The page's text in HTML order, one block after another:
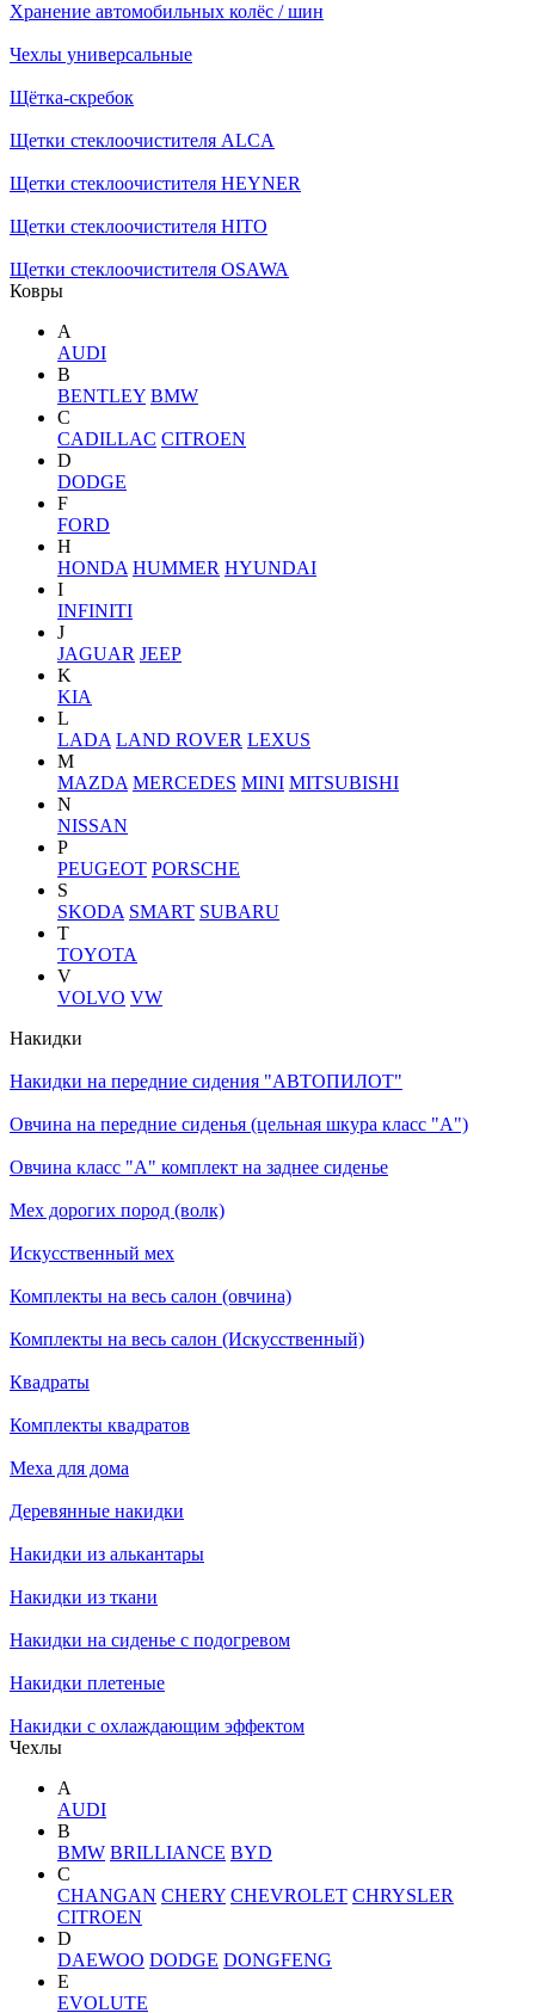
Хранение автомобильных колёс / шин
Чехлы универсальные
Щётка-скребок
Щетки стеклоочистителя ALCA
Щетки стеклоочистителя HEYNER
Щетки стеклоочистителя HITO
Щетки стеклоочистителя OSAWA
Ковры
A
AUDI
B
BENTLEY BMW
C
CADILLAC CITROEN
D
DODGE
F
FORD
H
HONDA HUMMER HYUNDAI
I
INFINITI
J
JAGUAR JEEP
K
KIA
L
LADA LAND ROVER LEXUS
M
MAZDA MERCEDES MINI MITSUBISHI
N
NISSAN
P
PEUGEOT PORSCHE
S
SKODA SMART SUBARU
T
TOYOTA
V
VOLVO VW
Накидки
Накидки на передние сидения "АВТОПИЛОТ"
Овчина на передние сиденья (цельная шкура класс "А")
Овчина класс "А" комплект на заднее сиденье
Мех дорогих пород (волк)
Искусственный мех
Комплекты на весь салон (овчина)
Комплекты на весь салон (Искусственный)
Квадраты
Комплекты квадратов
Меха для дома
Деревянные накидки
Накидки из алькантары
Накидки из ткани
Накидки на сиденье с подогревом
Накидки плетеные
Накидки с охлаждающим эффектом
Чехлы
A
AUDI
B
BMW BRILLIANCE BYD
C
CHANGAN CHERY CHEVROLET CHRYSLER
CITROEN
D
DAEWOO DODGE DONGFENG
E
EVOLUTE